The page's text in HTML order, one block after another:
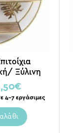
Ξύλινη
Δ92
€
4-7 εργάσιμες